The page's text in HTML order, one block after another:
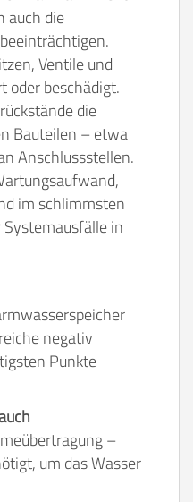
auch die
Ventile und
oder beschädigt.
die
Bauteilen – etwa
Anschlussstellen.
im schlimmsten
in
negativ
Punkte
–
um das Wasser